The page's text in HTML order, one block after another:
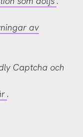
av
Captcha och
.